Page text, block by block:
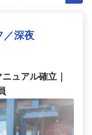
／深夜
ュアル確立｜